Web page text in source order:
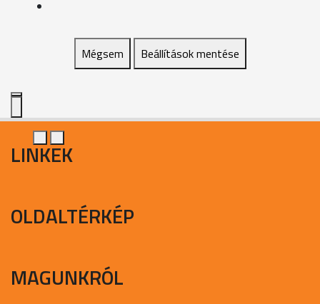
Mégsem Beállítások mentése
LINKEK
OLDALTÉRKÉP
MAGUNKRÓL